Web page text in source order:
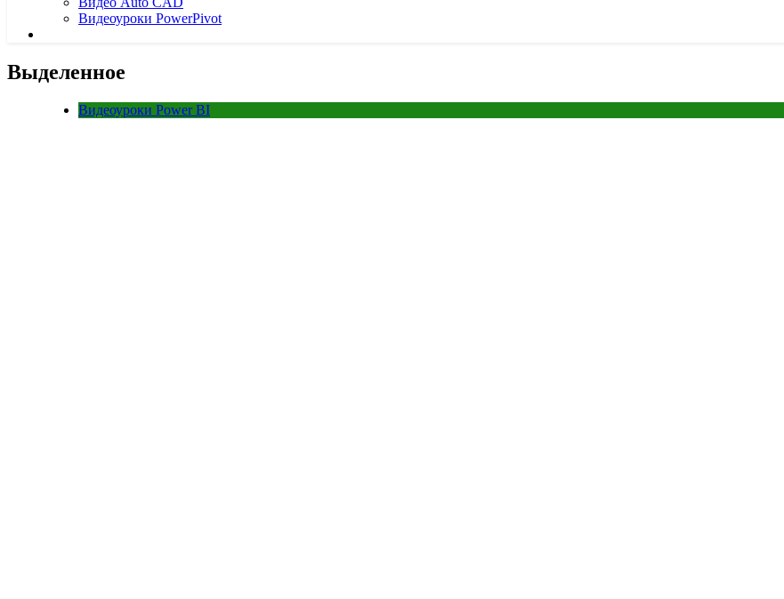
Видеоуроки PowerPivot
Выделенное
Видеоуроки Power BI